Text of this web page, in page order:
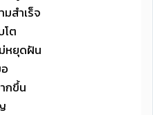
สำเร็จ
โต
หยุดฝัน
กขึ้น